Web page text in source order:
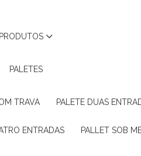
PRODUTOS
PALETES
TRAVA PALETE DUAS
ENTRADAS PALLET SOB